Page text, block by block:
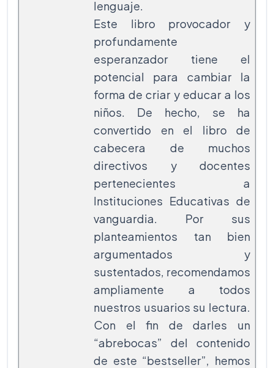
lenguaje.
Este libro provocador y
profundamente
esperanzador tiene el
potencial para cambiar la
forma de criar y educar a los
niños. De hecho, se ha
convertido en el libro de
cabecera de muchos
directivos y docentes
pertenecientes a
Instituciones Educativas de
vanguardia. Por sus
planteamientos tan bien
argumentados y
sustentados, recomendamos
ampliamente a todos
nuestros usuarios su lectura.
Con el fin de darles un
“abrebocas” del contenido
de este “bestseller”, hemos